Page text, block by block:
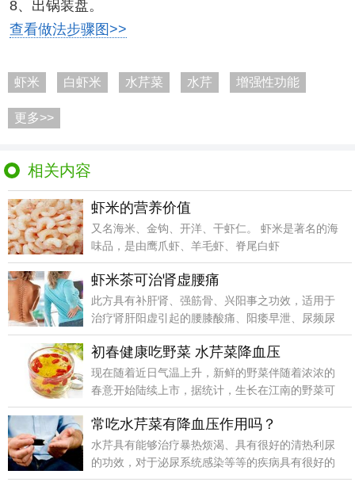
8、出锅装盘。
查看做法步骤图>>
虾米 白虾米 水芹菜 水芹 增强性功能
更多>>
相关内容
虾米的营养价值
又名海米、金钩、开洋、干虾仁。 虾米是著名的海
味品，是由鹰爪虾、羊毛虾、脊尾白虾
虾米茶可治肾虚腰痛
此方具有补肝肾、强筋骨、兴阳事之功效，适用于
治疗肾肝阳虚引起的腰膝酸痛、阳痿早泄、尿频尿
急以及高血压
初春健康吃野菜 水芹菜降血压
现在随着近日气温上升，新鲜的野菜伴随着浓浓的
春意开始陆续上市，据统计，生长在江南的野菜可
食用的就有1
常吃水芹菜有降血压作用吗？
水芹具有能够治疗暴热烦渴、具有很好的清热利尿
的功效，对于泌尿系统感染等等的疾病具有很好的
辅助的作用哦